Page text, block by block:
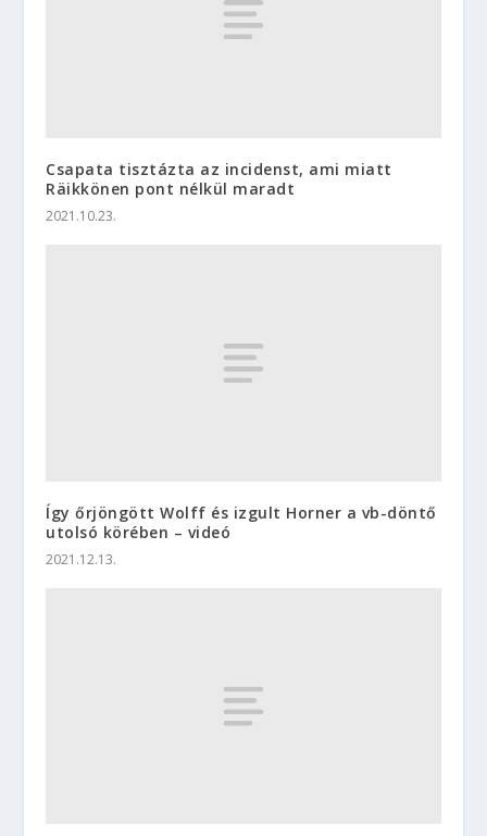
Csapata tisztázta az incidenst, ami miatt
Räikkönen pont nélkül maradt
2021.10.23.
Így őrjöngött Wolff és izgult Horner a vb-döntő
utolsó körében – videó
2021.12.13.